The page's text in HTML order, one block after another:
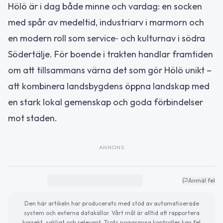
Hölö är i dag både minne och vardag: en socken
med spår av medeltid, industriarv i marmorn och
en modern roll som service‑ och kulturnav i södra
Södertälje. För boende i trakten handlar framtiden
om att tillsammans värna det som gör Hölö unikt –
att kombinera landsbygdens öppna landskap med
en stark lokal gemenskap och goda förbindelser
mot staden.
ANNONS
Anmäl fel
Den här artikeln har producerats med stöd av automatiserade
system och externa datakällor. Vårt mål är alltid att rapportera